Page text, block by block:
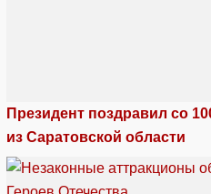
Президент поздравил со
из Саратовской области